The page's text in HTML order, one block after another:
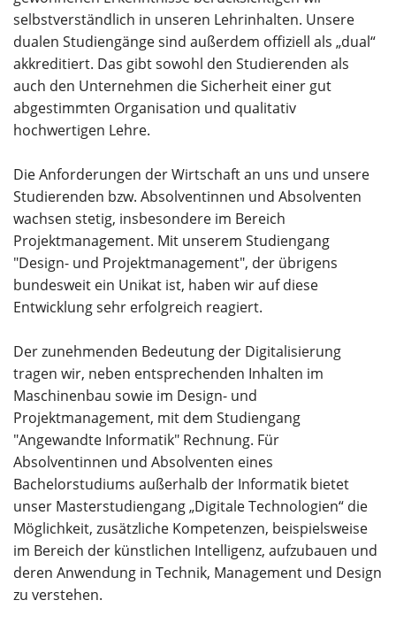
selbstverständlich in unseren Lehrinhalten. Unsere
dualen Studiengänge sind außerdem offiziell als „dual“
akkreditiert. Das gibt sowohl den Studierenden als
auch den Unternehmen die Sicherheit einer gut
abgestimmten Organisation und qualitativ
hochwertigen Lehre.
Die Anforderungen der Wirtschaft an uns und unsere
Studierenden bzw. Absolventinnen und Absolventen
wachsen stetig, insbesondere im Bereich
Projektmanagement. Mit unserem Studiengang
"Design- und Projektmanagement", der übrigens
bundesweit ein Unikat ist, haben wir auf diese
Entwicklung sehr erfolgreich reagiert.
Der zunehmenden Bedeutung der Digitalisierung
tragen wir, neben entsprechenden Inhalten im
Maschinenbau sowie im Design- und
Projektmanagement, mit dem Studiengang
"Angewandte Informatik" Rechnung. Für
Absolventinnen und Absolventen eines
Bachelorstudiums außerhalb der Informatik bietet
unser Masterstudiengang „Digitale Technologien“ die
Möglichkeit, zusätzliche Kompetenzen, beispielsweise
im Bereich der künstlichen Intelligenz, aufzubauen und
deren Anwendung in Technik, Management und Design
zu verstehen.